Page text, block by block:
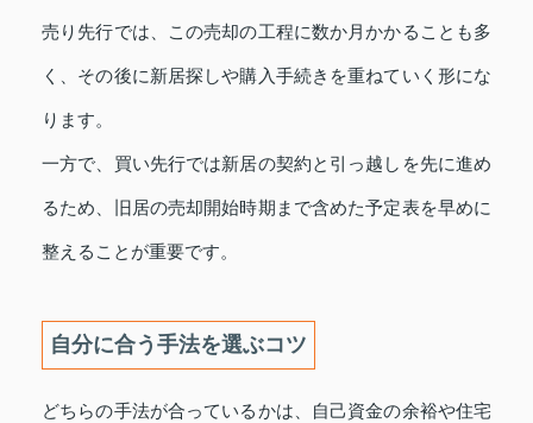
売り先行では、この売却の工程に数か月かかることも多
く、その後に新居探しや購入手続きを重ねていく形にな
ります。
一方で、買い先行では新居の契約と引っ越しを先に進め
るため、旧居の売却開始時期まで含めた予定表を早めに
整えることが重要です。
自分に合う手法を選ぶコツ
どちらの手法が合っているかは、自己資金の余裕や住宅